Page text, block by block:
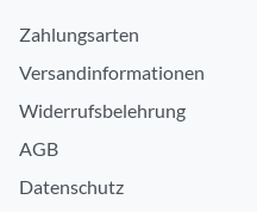
Zahlungsarten
Versandinformationen
Widerrufsbelehrung
AGB
Datenschutz